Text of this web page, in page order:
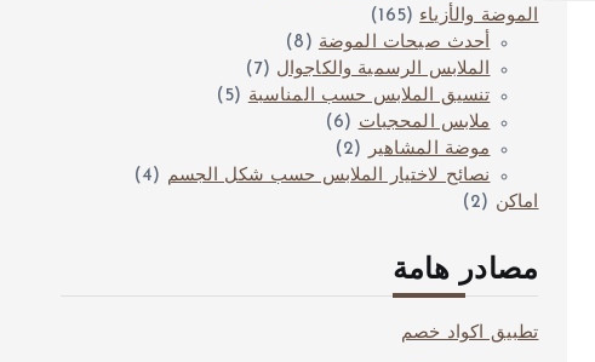
الموضة والأزياء (165)
أحدث صيحات الموضة (8)
الملابس الرسمية والكاجوال (7)
تنسيق الملابس حسب المناسبة (5)
ملابس المحجبات (6)
موضة المشاهير
(2)
نصائح لاختيار الملابس حسب شكل الجسم (4)
اماكن (2)
مصادر هامة
تطبيق اكواد خصم